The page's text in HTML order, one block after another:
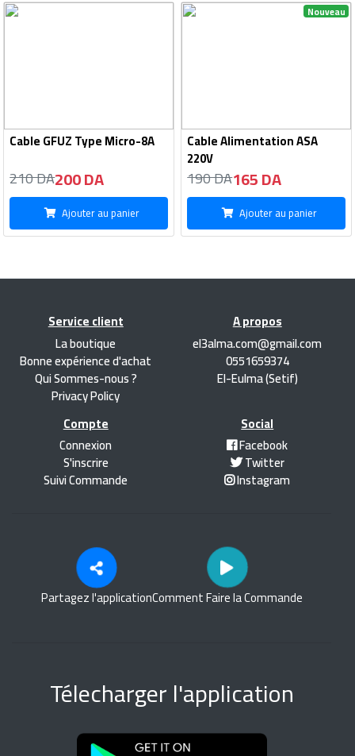
Cable GFUZ Type Micro-8A
210 DA200 DA
Ajouter au panier
Nouveau
Cable Alimentation ASA
220V
190 DA165 DA
Ajouter au panier
Service client
La boutique
Bonne expérience d'achat
Qui Sommes-nous ?
Privacy Policy
A propos
el3alma.com@gmail.com
0551659374
El-Eulma (Setif)
Compte
Connexion
S'inscrire
Suivi Commande
Social
Facebook
Twitter
Instagram
Partagez l'applicationComment Faire la Commande
Télecharger l'application